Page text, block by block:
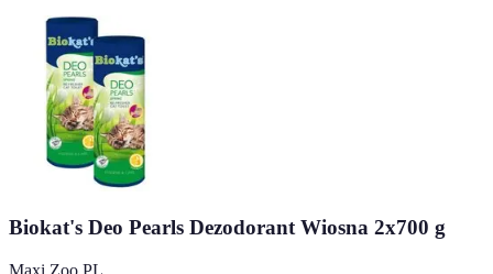
Biokat's Deo Pearls Dezodorant Wiosna 2x700 g